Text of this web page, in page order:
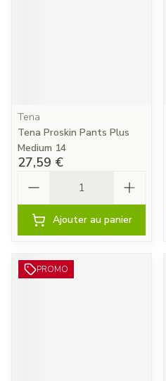
Tena
Tena Proskin Pants Plus
Medium 14
27,59 €
Ajouter au panier
PROMO